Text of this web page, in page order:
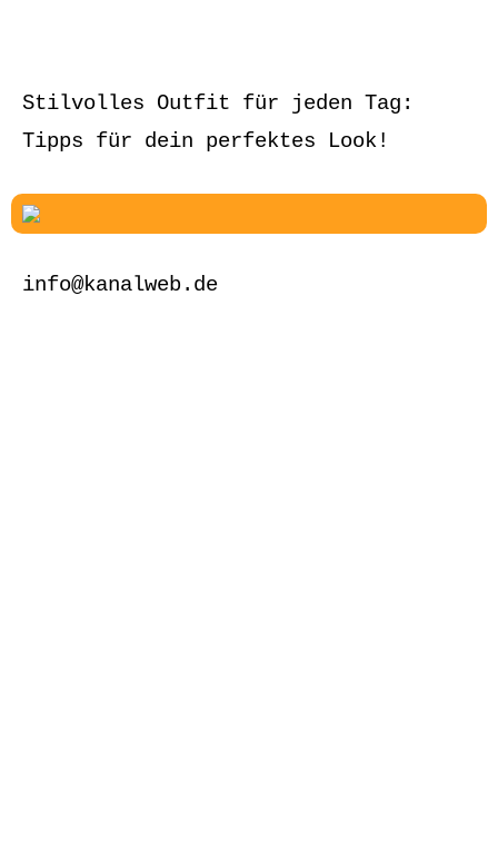
Stilvolles Outfit für jeden Tag:
Tipps für dein perfektes Look!
info@kanalweb.de